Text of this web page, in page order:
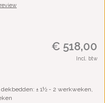
€ 518,00
Incl. btw
± 1½ - 2 werkweken,